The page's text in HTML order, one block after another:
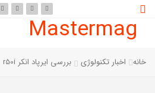
Mastermag
خانه اخبار تکنولوژی بررسی ایرپاد انکر r50i